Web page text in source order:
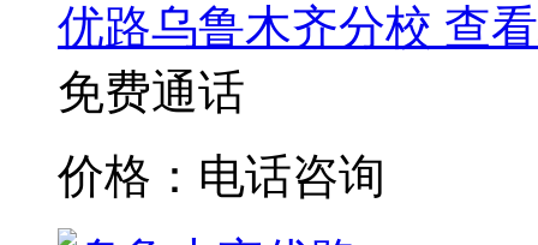
优路乌鲁木齐分校 查
免费通话
价格：电话咨询